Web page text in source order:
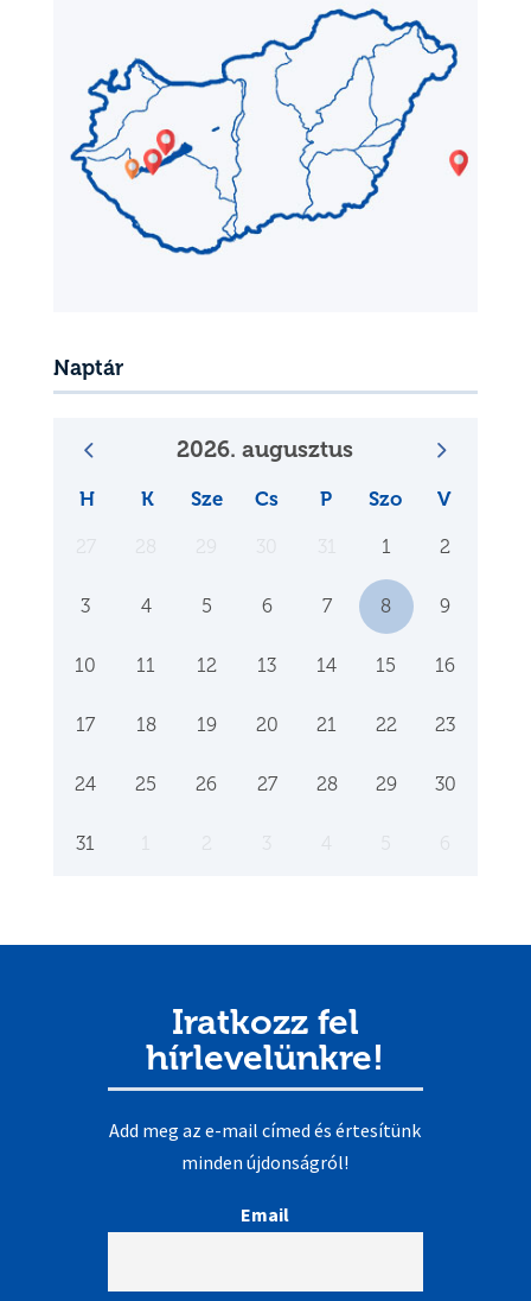
Naptár
2026. augusztus
H K Sze Cs P Szo V
1 2
3 4 5 6 7 8 9
10 11 12 13 14 15 16
17 18 19 20 21 22 23
24 25 26 27 28 29 30
31
Iratkozz fel
hírlevelünkre!
Add meg az e-mail címed és értesítünk
minden újdonságról!
Email